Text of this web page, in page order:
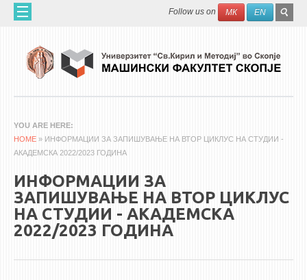
Skip to main content Search
Follow us on МК EN
ЗА НАС
60 ГОДИНИ МФ
ОРГАНИЗАЦИЈА
МАШИНСКО ИНЖЕНЕРСТВО - НАУЧНО СПИСАНИЕ
АПЛИКАТИВНА ДЕЈНОСТ
МЕЃУНАРОДНА СОРАБОТКА
YOU ARE HERE
HOME » ИНФОРМАЦИИ ЗА ЗАПИШУВАЊЕ НА ВТОР ЦИКЛУС НА СТУДИИ -
АКАДЕМСКА 2022/2023 ГОДИНА
ИНФОРМАЦИИ ЗА
ЗАПИШУВАЊЕ НА ВТОР ЦИКЛУС
НА СТУДИИ - АКАДЕМСКА
2022/2023 ГОДИНА